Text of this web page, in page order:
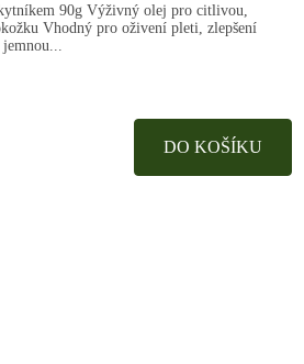
90g Výživný olej pro citlivou,
Vhodný pro oživení pleti, zlepšení
DO KOŠÍKU